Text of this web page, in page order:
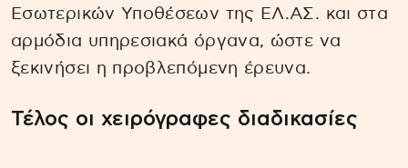
Εσωτερικών Υποθέσεων της ΕΛ.ΑΣ. και στα
αρμόδια υπηρεσιακά όργανα, ώστε να
ξεκινήσει η προβλεπόμενη έρευνα.
Τέλος οι χειρόγραφες διαδικασίες